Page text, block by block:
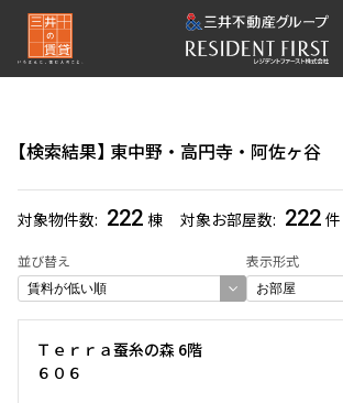
検索結果 東中野・高円寺・阿佐ヶ谷
対象物件数 222 棟 対象お部屋数 222 件
並び替え 表示形式
再検索ナビゲーション
選択中のエリア
東中野・高円寺・阿佐ヶ谷
(222)
選び方を変
Ｔｅｒｒａ蚕糸の森 6階
６０６